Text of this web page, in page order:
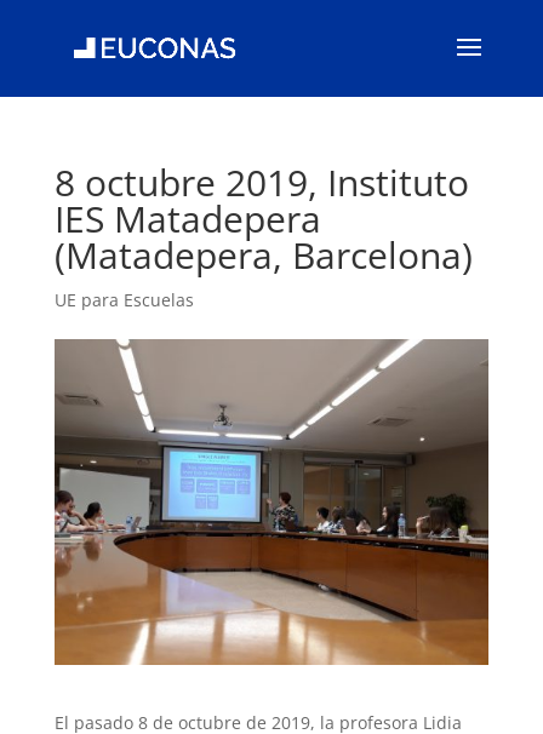
8 octubre 2019, Instituto
IES Matadepera
(Matadepera, Barcelona)
UE para Escuelas
El pasado 8 de octubre de 2019, la ​profesora Lidia